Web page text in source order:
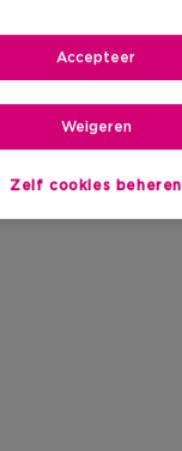
Zelf cookies beheren
Weigeren
Accepteer